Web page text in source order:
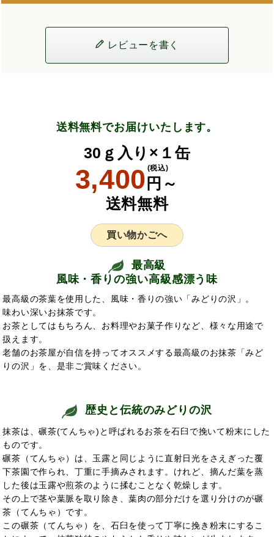
レビューを書く
送料無料でお届けいたします。
30ｇ入り×１缶
3,400 円～
(税込)
送料無料
買い物かごへ
最高級
風味・香りの強い高級感漂う味
最高級の茶葉を使用した、風味・香りの強い「みどりの沢」。
味わい深いお抹茶です。
お茶としてはもちろん、お料理やお菓子作りなど、様々な用途で
扱えます。
老舗のお茶屋が自信を持ってオススメする最高級のお抹茶「みど
りの沢」を、是非ご賞味ください。
歴史と伝統のみどりの沢
抹茶は、碾茶(てんちゃ)と呼ばれるお茶を石臼で挽いて粉末にした
ものです。
碾茶（てんちゃ）は、玉露と同じように直射日光をさえぎった覆
下茶園で作られ、丁重に手摘みされます。けれど、摘んだ葉を蒸
した後は玉露や煎茶のように揉むことなく乾燥します。
その上で茎や葉脈を取り除き、葉肉の部分だけを選り分けのが碾
茶（てんちゃ）です。
この碾茶（てんちゃ）を、石臼を使って丁寧に挽き粉末にするこ